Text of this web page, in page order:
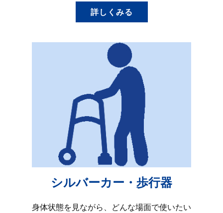
詳しくみる
シルバーカー・歩行器
身体状態を見ながら、どんな場面で使いたい